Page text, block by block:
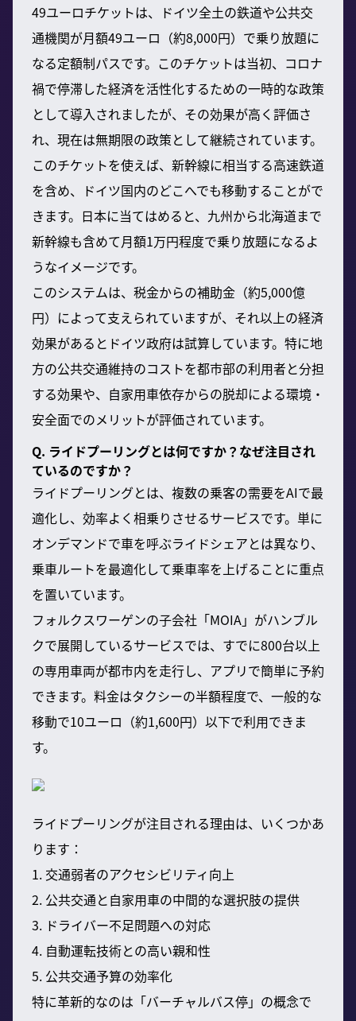
49ユーロチケットは、ドイツ全土の鉄道や公共交
通機関が月額49ユーロ（約8,000円）で乗り放題に
なる定額制パスです。このチケットは当初、コロナ
禍で停滞した経済を活性化するための一時的な政策
として導入されましたが、その効果が高く評価さ
れ、現在は無期限の政策として継続されています。
このチケットを使えば、新幹線に相当する高速鉄道
を含め、ドイツ国内のどこへでも移動することがで
きます。日本に当てはめると、九州から北海道まで
新幹線も含めて月額1万円程度で乗り放題になるよ
うなイメージです。
このシステムは、税金からの補助金（約5,000億
円）によって支えられていますが、それ以上の経済
効果があるとドイツ政府は試算しています。特に地
方の公共交通維持のコストを都市部の利用者と分担
する効果や、自家用車依存からの脱却による環境・
安全面でのメリットが評価されています。
Q. ライドプーリングとは何ですか？なぜ注目され
ているのですか？
ライドプーリングとは、複数の乗客の需要をAIで最
適化し、効率よく相乗りさせるサービスです。単に
オンデマンドで車を呼ぶライドシェアとは異なり、
乗車ルートを最適化して乗車率を上げることに重点
を置いています。
フォルクスワーゲンの子会社「MOIA」がハンブル
クで展開しているサービスでは、すでに800台以上
の専用車両が都市内を走行し、アプリで簡単に予約
できます。料金はタクシーの半額程度で、一般的な
移動で10ユーロ（約1,600円）以下で利用できま
す。
ライドプーリングが注目される理由は、いくつかあ
ります：
1. 交通弱者のアクセシビリティ向上
2. 公共交通と自家用車の中間的な選択肢の提供
3. ドライバー不足問題への対応
4. 自動運転技術との高い親和性
5. 公共交通予算の効率化
特に革新的なのは「バーチャルバス停」の概念で